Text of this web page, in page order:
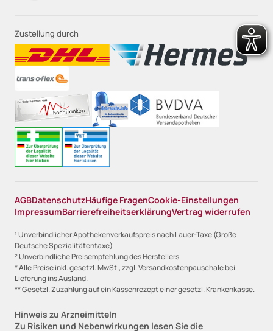
Zustellung durch
AGBDatenschutzHäufige FragenCookie-Einstellungen
ImpressumBarrierefreiheitserklärungVertrag widerrufen
¹ Unverbindlicher Apothekenverkaufspreis nach Lauer-Taxe (Große
Deutsche Spezialitätentaxe)
² Unverbindliche Preisempfehlung des Herstellers
* Alle Preise inkl. gesetzl. MwSt., zzgl. Versandkostenpauschale bei
Lieferung ins Ausland.
** Gesetzl. Zuzahlung auf ein Kassenrezept einer gesetzl. Krankenkasse.
Hinweis zu Arzneimitteln
Zu Risiken und Nebenwirkungen lesen Sie die